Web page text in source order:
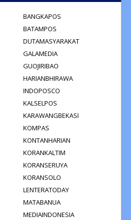
BANGKAPOS
BATAMPOS
DUTAMASYARAKAT
GALAMEDIA
GUOJIRIBAO
HARIANBHIRAWA
INDOPOSCO
KALSELPOS
KARAWANGBEKASI
KOMPAS
KONTANHARIAN
KORANKALTIM
KORANSERUYA
KORANSOLO
LENTERATODAY
MATABANUA
MEDIAINDONESIA